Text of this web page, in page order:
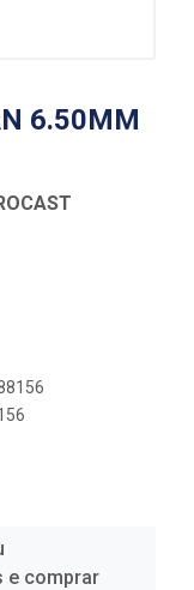
6.50MM
e comprar